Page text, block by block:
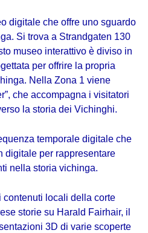
digitale che offre uno sguardo
Si trova a Strandgaten 130
museo interattivo è diviso in
per offrire la propria
Nella Zona 1 viene
che accompagna i visitatori
la storia dei Vichinghi.
temporale digitale che
digitale per rappresentare
nella storia vichinga.
contenuti locali della corte
storie su Harald Fairhair, il
3D di varie scoperte